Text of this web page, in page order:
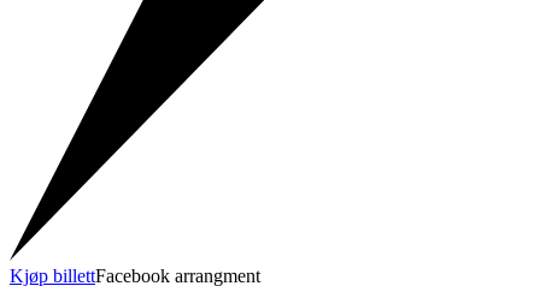
Kjøp billettFacebook arrangment